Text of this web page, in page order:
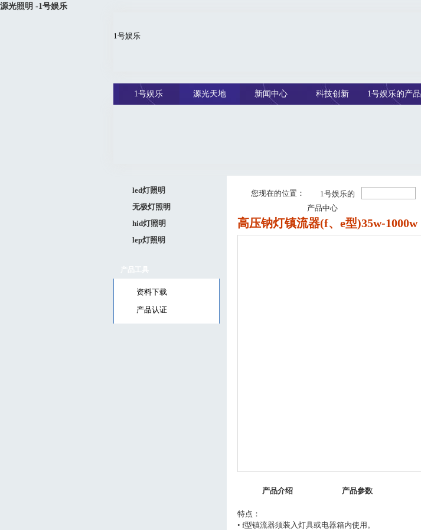
源光照明 -1号娱乐
1号娱乐
1号娱乐 源光天地 新闻中心 科技创新 1号娱乐的产品
led灯照明
无极灯照明
hid灯照明
lep灯照明
产品工具
资料下载
产品认证
您现在的位置：
1号娱乐的
产品中心
高压钠灯镇流器(f、e型)35w-1000w
产品介绍 产品参数
特点：
• f型镇流器须装入灯具或电器箱内使用。